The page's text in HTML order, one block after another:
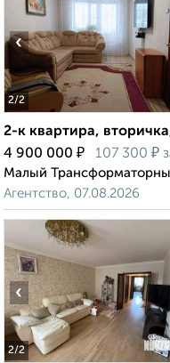
2/2
‹
2-к квартира,
4 900 000 ₽ 107 300 ₽
Малый
Агентство, 07.08.2026
2/2
‹